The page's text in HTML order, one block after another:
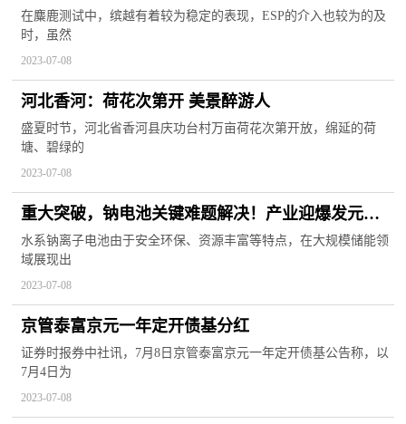
在麋鹿测试中，缤越有着较为稳定的表现，ESP的介入也较为的及
时，虽然
2023-07-08
河北香河：荷花次第开 美景醉游人
盛夏时节，河北省香河县庆功台村万亩荷花次第开放，绵延的荷
塘、碧绿的
2023-07-08
重大突破，钠电池关键难题解决！产业迎爆发元
年，这些公司投产进度曝光，北上资金加码4股超亿
元
水系钠离子电池由于安全环保、资源丰富等特点，在大规模储能领
域展现出
2023-07-08
京管泰富京元一年定开债基分红
证券时报券中社讯，7月8日京管泰富京元一年定开债基公告称，以
7月4日为
2023-07-08